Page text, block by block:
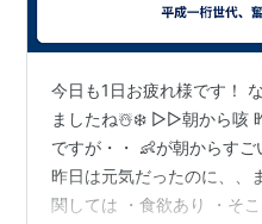
今日も1日お疲れ様です！
ましたね☃️❄️ ▷▷朝から咳
ですが・・ 👶が朝からす
昨日は元気だったのに、、
関しては ・食欲あり ・そ